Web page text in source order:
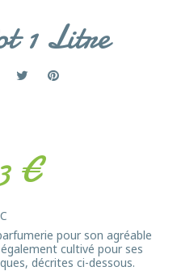
1 Litre
€
pour son agréable
cultivé pour ses
décrites ci-dessous.